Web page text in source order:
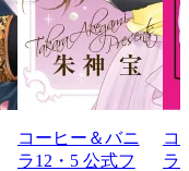
コーヒー＆バニ
ラ12・5 公式フ
コ
ラ